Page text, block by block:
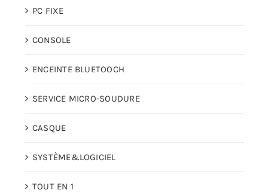
PC FIXE
CONSOLE
ENCEINTE BLUETOOCH
SERVICE MICRO-SOUDURE
CASQUE
SYSTÈME&LOGICIEL
TOUT EN 1